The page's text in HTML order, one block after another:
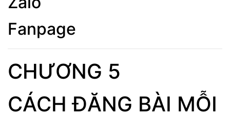
Fanpage
CHƯƠNG 5
CÁCH ĐĂNG BÀI MỖI